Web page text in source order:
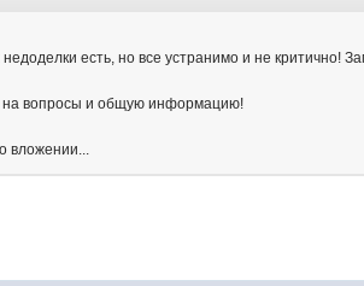
есть, но все устранимо и не критично!
на вопросы и общую информацию!
вложении...